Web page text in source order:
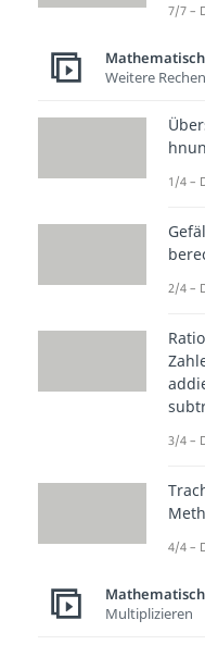
7/7 –
Weitere
1/4 –
2/4 –
3/4 –
4/4 –
Multiplizieren